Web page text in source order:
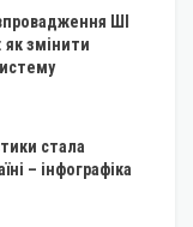
ШІ
змінити
стала
– інфографіка